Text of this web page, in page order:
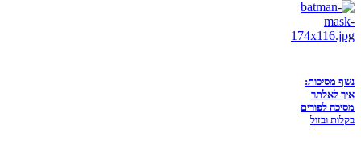
נשף מסיכות:
איך לאלתר
מסיכה לפורים
בקלות ובזול